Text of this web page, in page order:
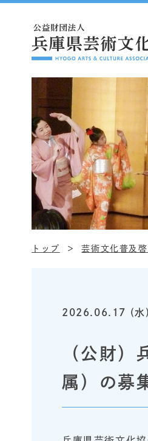
トップ 芸術文化普及
2026.06.17 (水)
（公財
属）の募